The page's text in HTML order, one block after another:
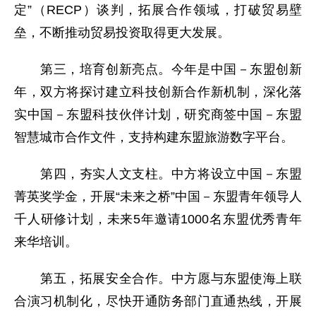
定”（RECP）谈判，拓展合作领域，打破贸易壁
垒，不断推动贸易投资取得更大发展。
第三，培育创新亮点。今年是中国－东盟创新
年，双方将探讨建立科技创新合作新机制，深化落
实中国－东盟科技伙伴计划，研究商签中国－东盟
智慧城市合作文件，支持构建东盟旅游数字平台。
第四，夯实人文支柱。中方将设立中国－东盟
菁英奖学金，开展“未来之桥”中国－东盟青年领导人
千人研修计划，未来5年邀请1000名东盟优秀青年
来华培训。
第五，拓展安全合作。中方愿与东盟使海上联
合演习机制化，尽快开通防务部门直通热线，开展